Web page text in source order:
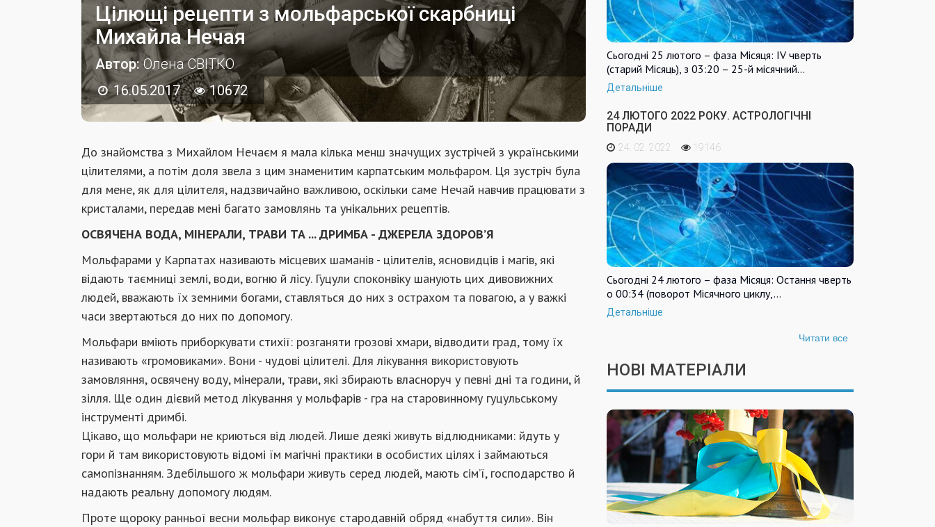
Цілющі рецепти з мольфарської скарбниці
Михайла Нечая
Автор:Олена СВІТКО
16.05.2017
10672
До знайомства з Михайлом Нечаєм я мала кілька менш значущих зустрічей з українськими
цілителями, а потім доля звела з цим знаменитим карпатським мольфаром. Ця зустріч була
для мене, як для цілителя, надзвичайно важливою, оскільки саме Нечай навчив працювати з
кристалами, передав мені багато замовлянь та унікальних рецептів.
ОСВЯЧЕНА ВОДА, МІНЕРАЛИ, ТРАВИ ТА ... ДРИМБА - ДЖЕРЕЛА ЗДОРОВ’Я
Мольфарами у Карпатах називають місцевих шаманів - цілителів, ясновидців і магів, які
відають таємниці землі, води, вогню й лісу. Гуцули споконвіку шанують цих дивовижних
людей, вважають їх земними богами, ставляться до них з острахом та повагою, а у важкі
часи звертаються до них по допомогу.
Мольфари вміють приборкувати стихії: розганяти грозові хмари, відводити град, тому їх
називають «громовиками». Вони - чудові цілителі. Для лікування використовують
замовляння, освячену воду, мінерали, трави, які збирають власноруч у певні дні та години, й
зілля. Ще один дієвий метод лікування у мольфарів - гра на старовинному гуцульському
інструменті дримбі.
Цікаво, що мольфари не криються від людей. Лише деякі живуть відлюдниками: йдуть у
гори й там використовують відомі їм магічні практики в особистих цілях і займаються
самопізнанням. Здебільшого ж мольфари живуть серед людей, мають сім’ї, господарство й
надають реальну допомогу людям.
Проте щороку ранньої весни мольфар виконує стародавній обряд «набуття сили». Він
Сьогодні 25 лютого – фаза Місяця: IV чверть
(старий Місяць), з 03:20 – 25-й місячний…
Детальніше
24 ЛЮТОГО 2022 РОКУ. АСТРОЛОГІЧНІ
ПОРАДИ
24. 02. 2022 19146
Сьогодні 24 лютого – фаза Місяця: Остання чверть
о 00:34 (поворот Місячного циклу,…
Детальніше
Читати все
НОВІ МАТЕРІАЛИ